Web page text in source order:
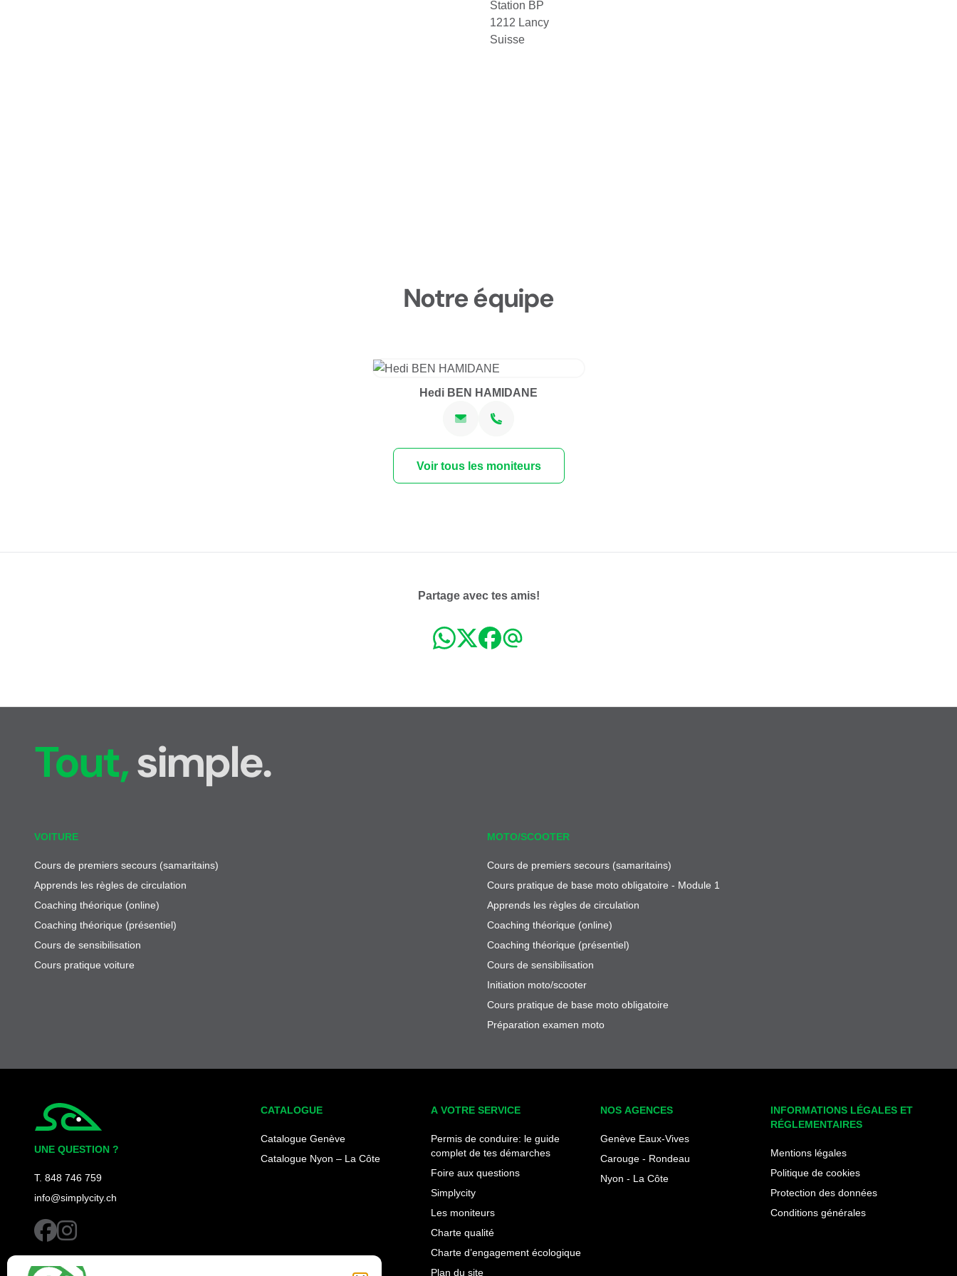
Station BP
1212 Lancy
Suisse
Notre équipe
Hedi BEN HAMIDANE
Voir tous les moniteurs
Partage avec tes amis!
Tout,simple.
VOITURE
Cours de premiers secours (samaritains)
Apprends les règles de circulation
Coaching théorique (online)
Coaching théorique (présentiel)
Cours de sensibilisation
Cours pratique voiture
MOTO/SCOOTER
Cours de premiers secours (samaritains)
Cours pratique de base moto obligatoire - Module 1
Apprends les règles de circulation
Coaching théorique (online)
Coaching théorique (présentiel)
Cours de sensibilisation
Initiation moto/scooter
Cours pratique de base moto obligatoire
Préparation examen moto
UNE QUESTION ?
T. 848 746 759
info@simplycity.ch
facebookinstagram
CATALOGUE
Catalogue Genève
Catalogue Nyon – La Côte
A VOTRE SERVICE
Permis de conduire: le guide
complet de tes démarches
Foire aux questions
Simplycity
Les moniteurs
Charte qualité
Charte d’engagement écologique
Plan du site
NOS AGENCES
Genève Eaux-Vives
Carouge - Rondeau
Nyon - La Côte
INFORMATIONS LÉGALES ET
RÉGLEMENTAIRES
Mentions légales
Politique de cookies
Protection des données
Conditions générales